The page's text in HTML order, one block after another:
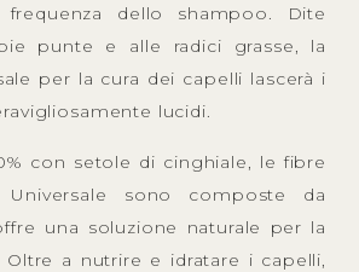
frequenza dello shampoo. Dite
punte e alle radici grasse, la
per la cura dei capelli lascerà i
lucidi.
con setole di cinghiale, le fibre
Universale sono composte da
una soluzione naturale per la
Oltre a nutrire e idratare i capelli,